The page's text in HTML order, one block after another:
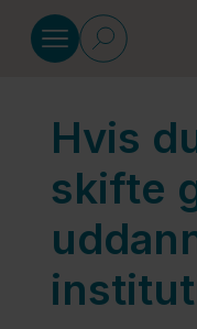
Forrang
på
baggrund
af
Hvis
skifte